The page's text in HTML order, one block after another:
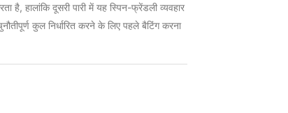
हालांकि दूसरी पारी में यह स्पिन-फ्रेंडली व्यवहार
कुल निर्धारित करने के लिए पहले बैटिंग करना